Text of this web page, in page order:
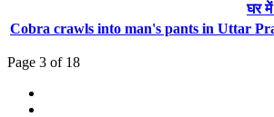
घर
Cobra crawls into man's pants in Uttar
Page 3 of 18